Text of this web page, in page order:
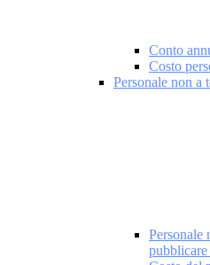
Conto
Costo
Personale non a
Personale